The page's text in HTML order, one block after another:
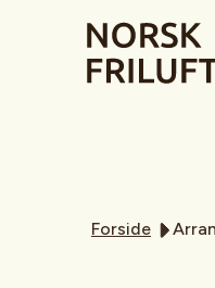
Forside